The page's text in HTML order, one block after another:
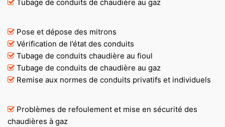
Tubage de conduits de chaudière au gaz
Pose et dépose des mitrons
Vérification de l’état des conduits
Tubage de conduits chaudière au fioul
Tubage de conduits de chaudière au gaz
Remise aux normes de conduits privatifs et individuels
Problèmes de refoulement et mise en sécurité des
chaudières à gaz